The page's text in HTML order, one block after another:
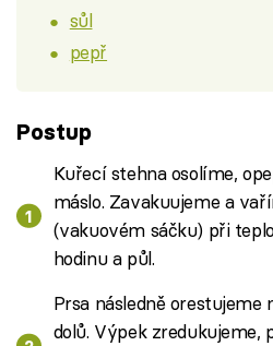
sůl
pepř
Postup
Kuřecí stehna osolíme,
máslo. Zavakuujeme a
(vakuovém sáčku) při
hodinu a půl.
Prsa následně orestujeme
dolů. Výpek zredukujeme,